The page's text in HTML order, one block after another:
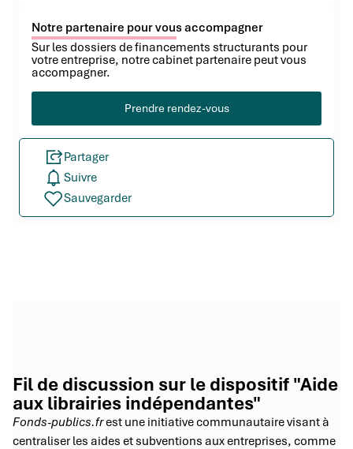
Notre partenaire pour vous accompagner
Sur les dossiers de financements structurants pour
votre entreprise, notre cabinet partenaire peut vous
accompagner.
Prendre rendez-vous
Partager
Suivre
Sauvegarder
Fil de discussion sur le dispositif "Aide
aux librairies indépendantes"
Fonds-publics.frest une initiative communautaire visant à
centraliser les aides et subventions aux entreprises, comme